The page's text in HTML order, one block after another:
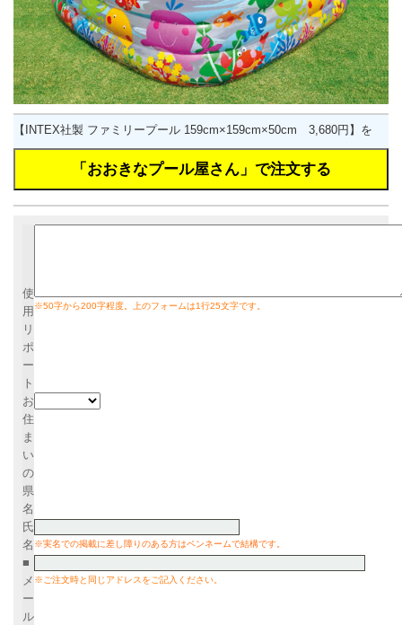
【INTEX社製 ファミリープール 159cm×159cm×50cm 3,680円】を
使
用
リ
ポ
ー
ト
※50字から200字程度。上のフォームは1行25文字です。
お
住
ま
い
の
県
名
氏
名 ※実名での掲載に差し障りのある方はペンネームで結構です。
■
メ
ー
ル
※ご注文時と同じアドレスをご記入ください。